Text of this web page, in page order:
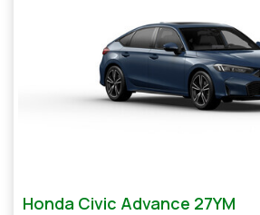
Honda Civic Advance 27YM